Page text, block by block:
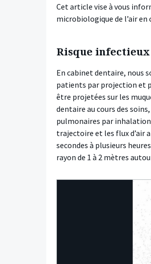
Cet article vise à vous
microbiologique de l’air
Risque
En cabinet dentaire, nous
patients par projection et
être projetées sur les
dentaire au cours des
pulmonaires par
trajectoire et les flux d’air
secondes à plusieurs heures
rayon de 1 à 2 mètres